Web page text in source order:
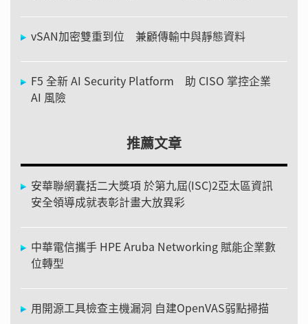
vSAN加密雙重到位 兼顧傳輸中與靜態資料
F5 全新 AI Security Platform 助 CISO 掌控企業
AI 風險
推薦文章
安華聯網囊括二大獎項 於第九屆(ISC)2亞太區資訊
安全領導成就表彰計畫大放異彩
中華電信攜手 HPE Aruba Networking 賦能企業數
位轉型
用開源工具檢查主機漏洞 自建OpenVAS弱點掃描